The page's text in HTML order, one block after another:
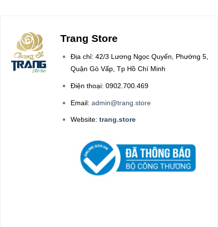
Trang Store
Địa chỉ: 42/3 Lương Ngọc Quyến, Phường 5,
Quận Gò Vấp, Tp Hồ Chí Minh
Điện thoại: 0902.700.469
Email:admin@trang.store
Website:trang.store